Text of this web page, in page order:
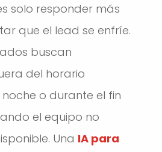
solo responder más
que el lead se enfríe.
buscan
del horario
o durante el fin
el equipo no
Una IA para